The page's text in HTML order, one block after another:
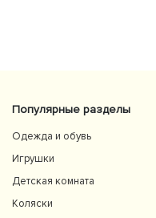
Популярные разделы
Одежда и обувь
Игрушки
Детская комната
Коляски